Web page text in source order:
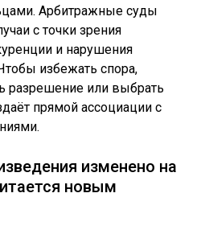
Арбитражные суды
с точки зрения
и нарушения
избежать спора,
разрешение или выбрать
прямой ассоциации с
изменено на
новым